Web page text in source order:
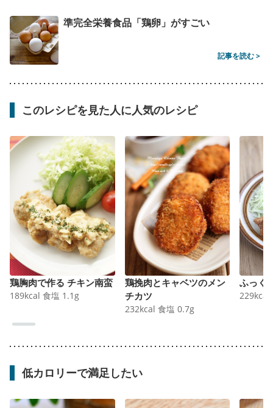
準完全栄養食品「鶏卵」がすごい
記事を読む >
このレシピを見た人に人気のレシピ
鶏胸肉で作る チキン南蛮
189kcal 食塩 1.1 g
鶏挽肉とキャベツのメン
チカツ
232kcal 食塩 0.7g
ふっく
229kcal
低カロリーで満足したい